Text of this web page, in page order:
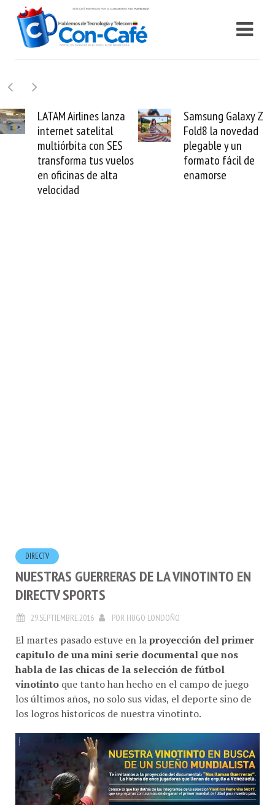
Samsung Galaxy Z
Fold8 la novedad
plegable y un
formato fácil de
enamorse
Cashea levanta 100
millones de dólares y
valida el crédito del
venezolano ante el
mundo
NUESTRAS GUERRERAS DE LA VINOTINTO EN
DIRECTV SPORTS
29.SEPTIEMBRE.2016
El martes pasado estuve en laproyección del primer
capitulo de una mini serie documental que nos
habla de las chicas de la selección de fútbol
vinotinto que tanto han hecho en el campo de juego
los últimos años, no solo sus vidas, el deporte sino de
los logros historicos de nuestra vinotinto.